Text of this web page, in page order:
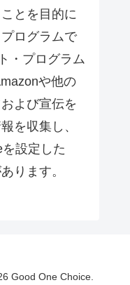
とを目的に
ログラムで
・プログラム
や他の
よび宣伝を
を収集し、
設定した
ります。
Good One Choice.